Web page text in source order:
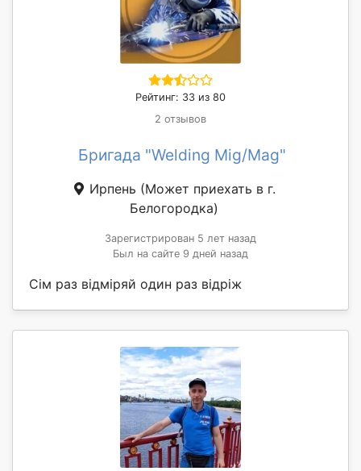
Рейтинг: 33 из 80
2 отзывов
Бригада "Welding Mig/Mag"
Ирпень (Может приехать в г.
Белогородка)
Зарегистрирован 5 лет назад
Был на сайте 9 дней назад
Сім раз відміряй один раз відріж